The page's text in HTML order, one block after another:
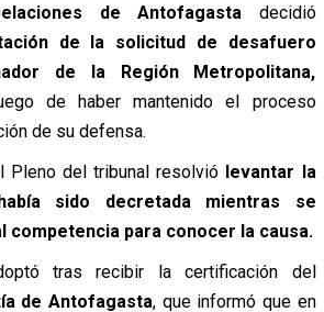
de Antofagasta decidió
de la solicitud de desafuero
de la Región Metropolitana,
de haber mantenido el proceso
de su defensa.
Pleno del tribunal resolvió levantar la
sido decretada mientras se
competencia para conocer la causa.
tras recibir la certificación del
de Antofagasta, que informó que en